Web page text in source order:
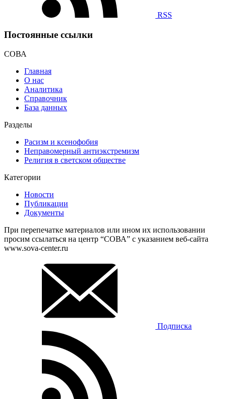
RSS
Постоянные ссылки
СОВА
Главная
О нас
Аналитика
Справочник
База данных
Разделы
Расизм и ксенофобия
Неправомерный антиэкстремизм
Религия в светском обществе
Категории
Новости
Публикации
Документы
При перепечатке материалов или ином их использовании
просим ссылаться на центр “СОВА” с указанием веб-сайта
www.sova-center.ru
Подписка